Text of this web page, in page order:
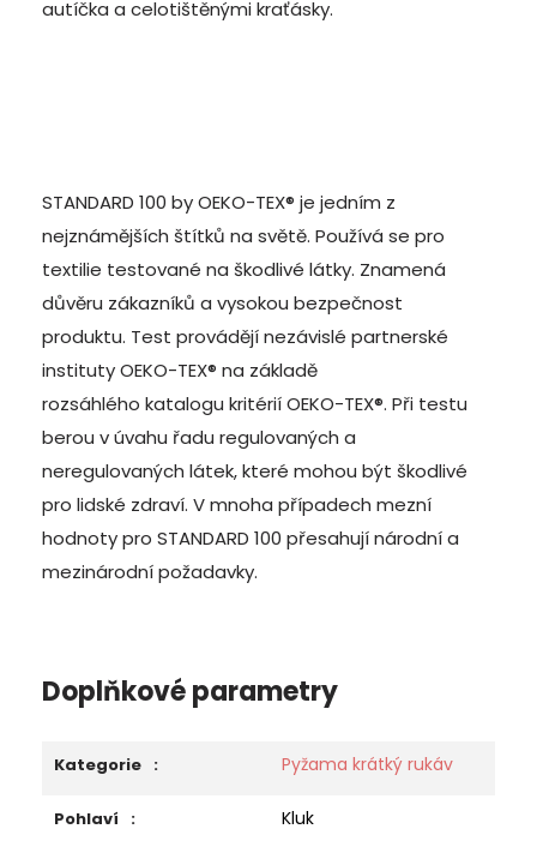
autíčka a celotištěnými kraťásky.
STANDARD 100 by OEKO-TEX® je jedním z
nejznámějších štítků na světě. Používá se pro
textilie testované na škodlivé látky. Znamená
důvěru zákazníků a vysokou bezpečnost
produktu. Test provádějí nezávislé partnerské
instituty OEKO-TEX® na základě
rozsáhlého katalogu kritérií OEKO-TEX®. Při testu
berou v úvahu řadu regulovaných a
neregulovaných látek, které mohou být škodlivé
pro lidské zdraví. V mnoha případech mezní
hodnoty pro STANDARD 100 přesahují národní a
mezinárodní požadavky.
Doplňkové parametry
Kategorie : Pyžama krátký rukáv
Pohlaví : Kluk